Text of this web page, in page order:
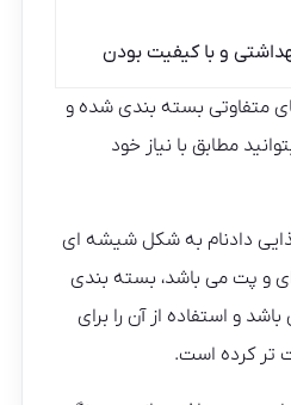
و با کیفیت بودن
متفاوتی بسته بندی شده و
مطابق با نیاز خود
دادنام به شکل شیشه ای
و پت می باشد، بسته بندی
و استفاده از آن را برای
تر کرده است.